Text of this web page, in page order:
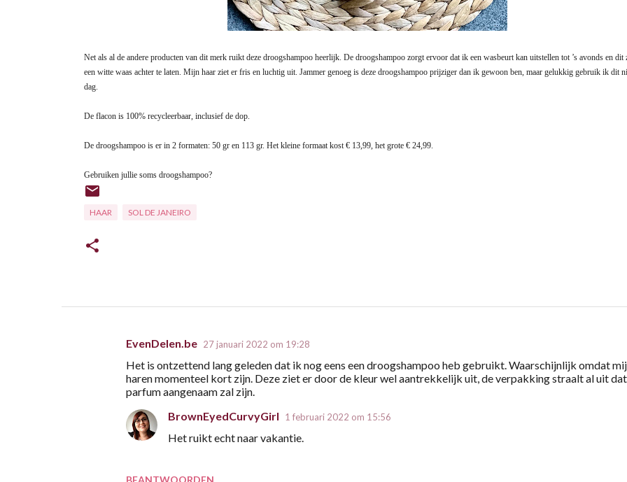
Net als al de andere producten van dit merk ruikt deze droogshampoo heerlijk. De droogshampoo zorgt ervoor dat ik een wasbeurt kan uitstellen tot ’s avonds en dit
een witte waas achter te laten. Mijn haar ziet er fris en luchtig uit. Jammer genoeg is deze droogshampoo prijziger dan ik gewoon ben, maar gelukkig gebruik ik dit
dag.
De flacon is 100% recycleerbaar, inclusief de dop.
De droogshampoo is er in 2 formaten: 50 gr en 113 gr. Het kleine formaat kost € 13,99, het grote € 24,99.
Gebruiken jullie soms droogshampoo?
HAAR SOL DE JANEIRO
EvenDelen.be 27 januari 2022 om 19:28
Het is ontzettend lang geleden dat ik nog eens een droogshampoo heb gebruikt. Waarschijnlijk omdat
haren momenteel kort zijn. Deze ziet er door de kleur wel aantrekkelijk uit, de verpakking straalt al uit
parfum aangenaam zal zijn.
BEANTWOORDEN
BrownEyedCurvyGirl 1 februari 2022 om 15:56
Het ruikt echt naar vakantie.